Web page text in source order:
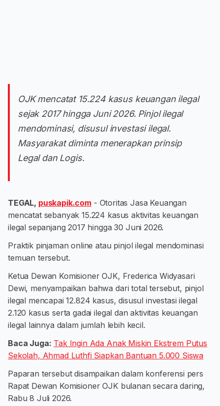
OJK mencatat 15.224 kasus keuangan ilegal
sejak 2017 hingga Juni 2026. Pinjol ilegal
mendominasi, disusul investasi ilegal.
Masyarakat diminta menerapkan prinsip
Legal dan Logis.
TEGAL, puskapik.com- Otoritas Jasa Keuangan
mencatat sebanyak 15.224 kasus aktivitas keuangan
ilegal sepanjang 2017 hingga 30 Juni 2026.
Praktik pinjaman online atau pinjol ilegal mendominasi
temuan tersebut.
Ketua Dewan Komisioner OJK, Frederica Widyasari
Dewi, menyampaikan bahwa dari total tersebut, pinjol
ilegal mencapai 12.824 kasus, disusul investasi ilegal
2.120 kasus serta gadai ilegal dan aktivitas keuangan
ilegal lainnya dalam jumlah lebih kecil.
Baca Juga: Tak Ingin Ada Anak Miskin Ekstrem Putus
Sekolah, Ahmad Luthfi Siapkan Bantuan 5.000 Siswa
Paparan tersebut disampaikan dalam konferensi pers
Rapat Dewan Komisioner OJK bulanan secara daring,
Rabu 8 Juli 2026.